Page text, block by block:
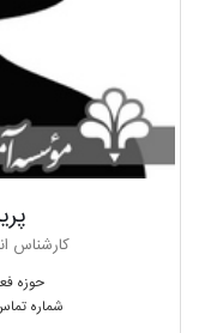
کارشناس
حوزه
شماره تماس : 407 – 33667261 –